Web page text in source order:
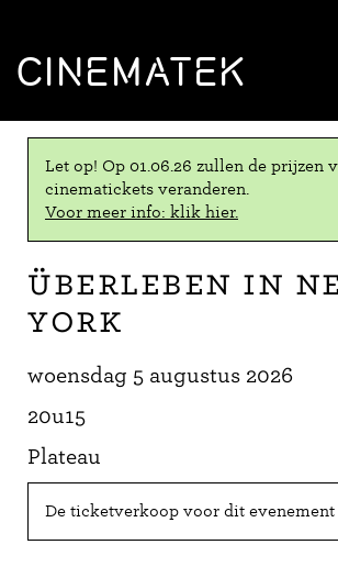
CINEMATEK
Let op! Op 01.06.26 zullen de prijzen
cinematickets veranderen.
Voor meer info: klik hier.
Überleben in
York
woensdag 5 augustus 2026
20u15
Plateau
De ticketverkoop voor dit